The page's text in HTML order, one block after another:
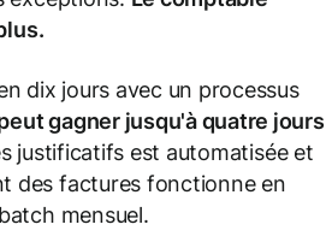
dix jours avec un processus
gagner jusqu'à quatre jours
justificatifs est automatisée et
des factures fonctionne en
mensuel.